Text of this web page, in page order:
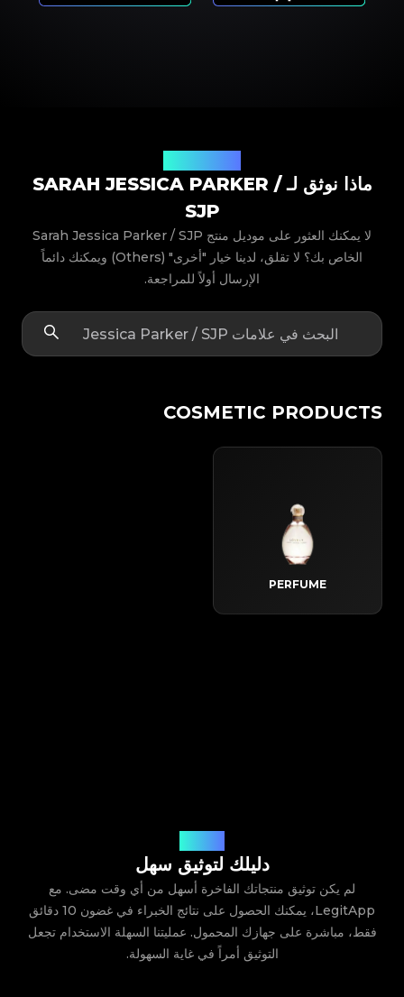
ماذا نوثق لـ SARAH JESSICA PARKER /
SJP
لا يمكنك العثور على موديل منتج Sarah Jessica Parker / SJP
الخاص بك؟ لا تقلق، لدينا خيار "أخرى" (Others) ويمكنك دائماً
الإرسال أولاً للمراجعة.
COSMETIC PRODUCTS
PERFUME
دليلك لتوثيق سهل
لم يكن توثيق منتجاتك الفاخرة أسهل من أي وقت مضى. مع
LegitApp، يمكنك الحصول على نتائج الخبراء في غضون 10 دقائق
فقط، مباشرة على جهازك المحمول. عمليتنا السهلة الاستخدام تجعل
التوثيق أمراً في غاية السهولة.